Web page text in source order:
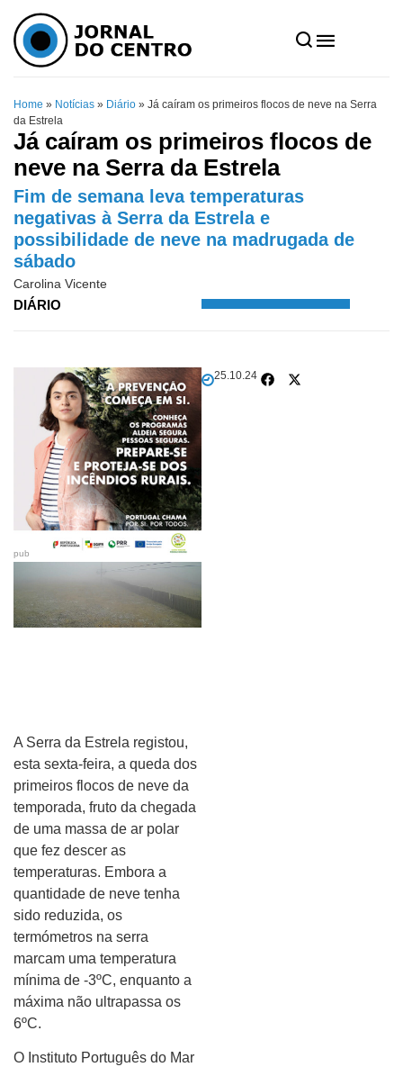
Home » Notícias » Diário » Já caíram os primeiros flocos de neve na Serra
da Estrela
Já caíram os primeiros flocos de
neve na Serra da Estrela
Fim de semana leva temperaturas
negativas à Serra da Estrela e
possibilidade de neve na madrugada de
sábado
Carolina Vicente
DIÁRIO
25.10.24
pub
A Serra da Estrela registou,
esta sexta-feira, a queda dos
primeiros flocos de neve da
temporada, fruto da chegada
de uma massa de ar polar
que fez descer as
temperaturas. Embora a
quantidade de neve tenha
sido reduzida, os
termómetros na serra
marcam uma temperatura
mínima de -3ºC, enquanto a
máxima não ultrapassa os
6ºC.
O Instituto Português do Mar